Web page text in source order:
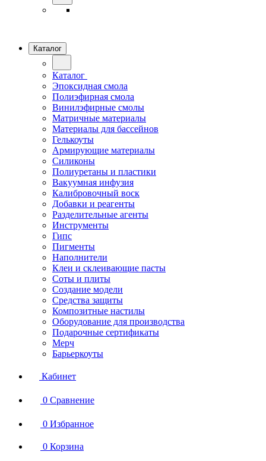
Каталог
Каталог
Эпоксидная смола
Полиэфирная смола
Винилэфирные смолы
Матричные материалы
Материалы для бассейнов
Гелькоуты
Армирующие материалы
Силиконы
Полиуретаны и пластики
Вакуумная инфузия
Калибровочный воск
Добавки и реагенты
Разделительные агенты
Инструменты
Гипс
Пигменты
Наполнители
Клеи и склеивающие пасты
Соты и плиты
Создание модели
Средства защиты
Композитные настилы
Оборудование для производства
Подарочные сертификаты
Мерч
Барьеркоуты
Кабинет
0 Сравнение
0 Избранное
0 Корзина